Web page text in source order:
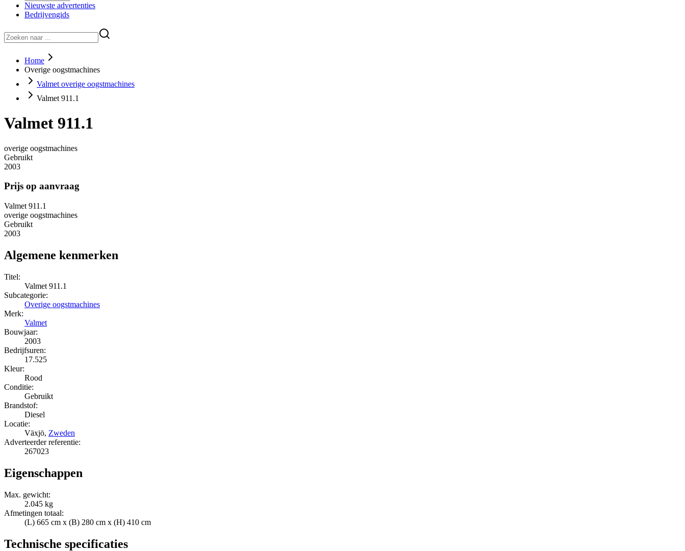
Nieuwste advertenties
Bedrijvengids
Home
Overige oogstmachines
Valmet overige oogstmachines
Valmet 911.1
Valmet 911.1
overige oogstmachines
Gebruikt
2003
Prijs op aanvraag
Valmet 911.1
overige oogstmachines
Gebruikt
2003
Algemene kenmerken
Titel:
Valmet 911.1
Subcategorie:
Overige oogstmachines
Merk:
Valmet
Bouwjaar:
2003
Bedrijfsuren:
17.525
Kleur:
Rood
Conditie:
Gebruikt
Brandstof:
Diesel
Locatie:
Växjö, Zweden
Adverteerder referentie:
267023
Eigenschappen
Max. gewicht:
2.045 kg
Afmetingen totaal:
(L) 665 cm x (B) 280 cm x (H) 410 cm
Technische specificaties